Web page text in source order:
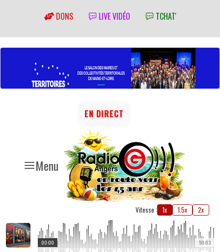
DONS LIVE VIDÉO TCHAT'
Menu
EN DIRECT
Vitesse : 1x 1.5x 2x
50:03
00:00